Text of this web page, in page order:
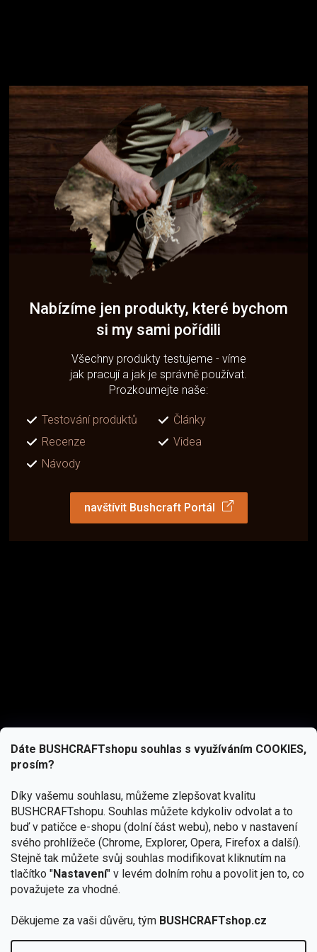
Dáte BUSHCRAFTshopu souhlas s využíváním COOKIES,
prosím?
Díky vašemu souhlasu, můžeme zlepšovat kvalitu
BUSHCRAFTshopu. Souhlas můžete kdykoliv odvolat a to
buď v patičce e-shopu (dolní část webu), nebo v nastavení
svého prohlížeče (Chrome, Explorer, Opera, Firefox a další).
Stejně tak můžete svůj souhlas modifikovat kliknutím na
tlačítko "Nastavení" v levém dolním rohu a povolit jen to, co
považujete za vhodné.
Děkujeme za vaši důvěru, tým BUSHCRAFTshop.cz
Nabízíme jen produkty, které bychom
si my sami pořídili
Všechny produkty testujeme - víme
jak pracují a jak je správně používat.
Prozkoumejte naše:
Testování produktů
Články
Recenze
Videa
Návody
navštívit Bushcraft Portál
podmínkami ochrany osobních údajů